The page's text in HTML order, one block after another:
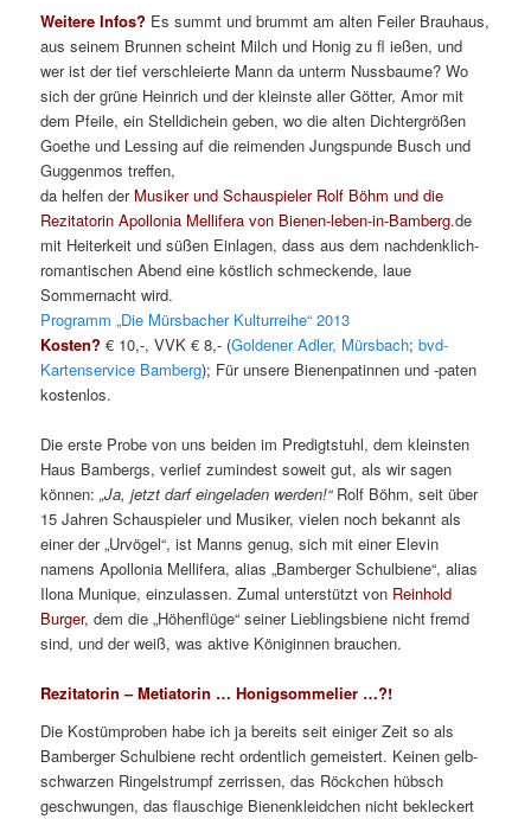
Weitere Infos? Es summt und brummt am alten Feiler Brauhaus,
aus seinem Brunnen scheint Milch und Honig zu fl ießen, und
wer ist der tief verschleierte Mann da unterm Nussbaume? Wo
sich der grüne Heinrich und der kleinste aller Götter, Amor mit
dem Pfeile, ein Stelldichein geben, wo die alten Dichtergrößen
Goethe und Lessing auf die reimenden Jungspunde Busch und
Guggenmos treffen,
da helfen der Musiker und Schauspieler Rolf Böhm und die
Rezitatorin Apollonia Mellifera von Bienen-leben-in-Bamberg.de
mit Heiterkeit und süßen Einlagen, dass aus dem nachdenklich-
romantischen Abend eine köstlich schmeckende, laue
Sommernacht wird.
Programm „Die Mürsbacher Kulturreihe“ 2013
Kosten? € 10,-, VVK € 8,- (Goldener Adler, Mürsbach;bvd-
Kartenservice Bamberg); Für unsere Bienenpatinnen und -paten
kostenlos.
Die erste Probe von uns beiden im Predigtstuhl, dem kleinsten
Haus Bambergs, verlief zumindest soweit gut, als wir sagen
können:„Ja, jetzt darf eingeladen werden!“Rolf Böhm, seit über
15 Jahren Schauspieler und Musiker, vielen noch bekannt als
einer der „Urvögel“, ist Manns genug, sich mit einer Elevin
namens Apollonia Mellifera, alias „Bamberger Schulbiene“, alias
Ilona Munique, einzulassen. Zumal unterstützt von Reinhold
Burger, dem die „Höhenflüge“ seiner Lieblingsbiene nicht fremd
sind, und der weiß, was aktive Königinnen brauchen.
Rezitatorin – Metiatorin … Honigsommelier …?!
Die Kostümproben habe ich ja bereits seit einiger Zeit so als
Bamberger Schulbiene recht ordentlich gemeistert. Keinen gelb-
schwarzen Ringelstrumpf zerrissen, das Röckchen hübsch
geschwungen, das flauschige Bienenkleidchen nicht bekleckert